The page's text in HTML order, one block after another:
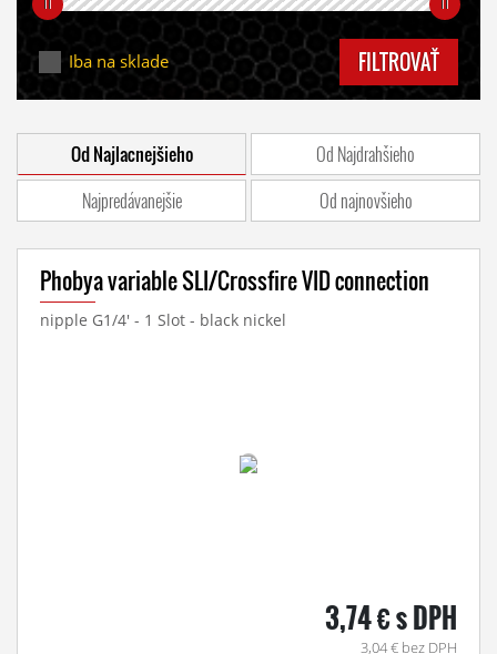
Iba na sklade FILTROVAŤ
Od Najlacnejšieho
Od Najdrahšieho
Najpredávanejšie
Od najnovšieho
Phobya variable SLI/Crossfire VID connection
nipple G1/4' - 1 Slot - black nickel
3,74 € s DPH
3,04 € bez DPH